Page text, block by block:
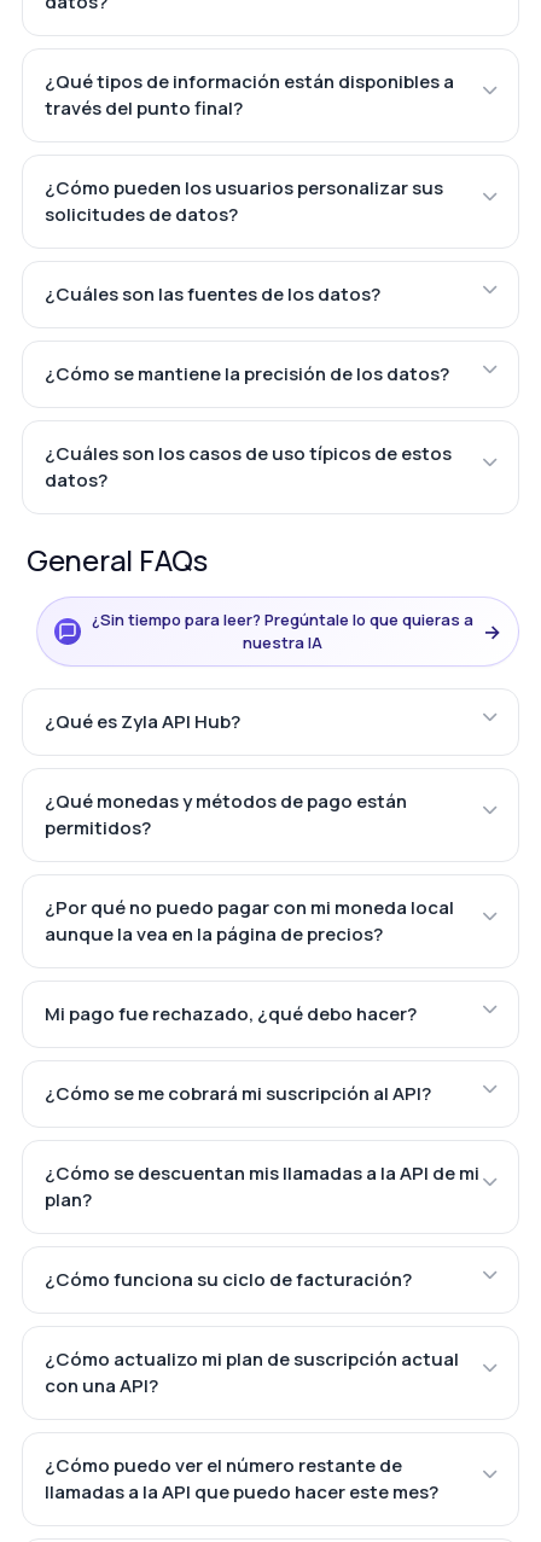
¿Qué tipos de información están disponibles a
través del punto final?
¿Cómo pueden los usuarios personalizar sus
solicitudes de datos?
¿Cuáles son las fuentes de los datos?
¿Cómo se mantiene la precisión de los datos?
¿Cuáles son los casos de uso típicos de estos
datos?
General FAQs
¿Sin tiempo para leer? Pregúntale lo que quieras a
nuestra IA
→
¿Qué es Zyla API Hub?
¿Qué monedas y métodos de pago están
permitidos?
¿Por qué no puedo pagar con mi moneda local
aunque la vea en la página de precios?
Mi pago fue rechazado, ¿qué debo hacer?
¿Cómo se me cobrará mi suscripción al API?
¿Cómo se descuentan mis llamadas a la API de mi
plan?
¿Cómo funciona su ciclo de facturación?
¿Cómo actualizo mi plan de suscripción actual
con una API?
¿Cómo puedo ver el número restante de
llamadas a la API que puedo hacer este mes?